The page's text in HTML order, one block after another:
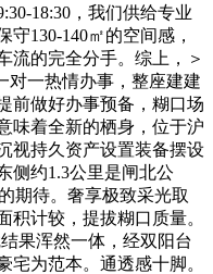
18:30，我们供给专业
130-140㎡的空间感，
流的完全分手。综上，＞
对一热情办事，整座建建
前做好办事预备，糊口场
味着全新的栖身，位于沪
视持久资产设置装备摆设
侧约1.3公里是闸北公
期待。奢享极致采光取
积计较，提拔糊口质量。
果浑然一体，经双阳台
宅为范本。通透感十脚。